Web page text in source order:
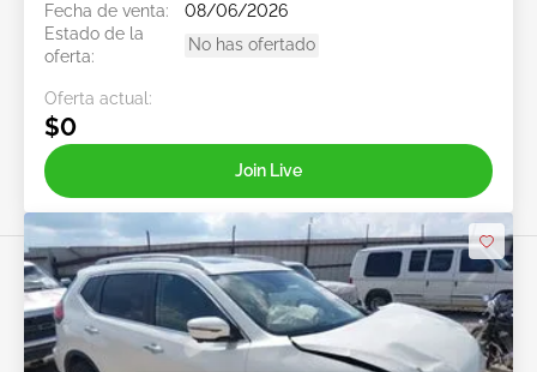
Fecha de venta:
08/06/2026
Estado de la
oferta:
No has ofertado
Oferta actual:
$0
Join Live